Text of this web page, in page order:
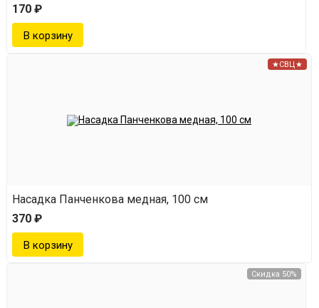
170 ₽
★СВЦ★
Насадка Панченкова медная, 100 см
370 ₽
Скидка 50%